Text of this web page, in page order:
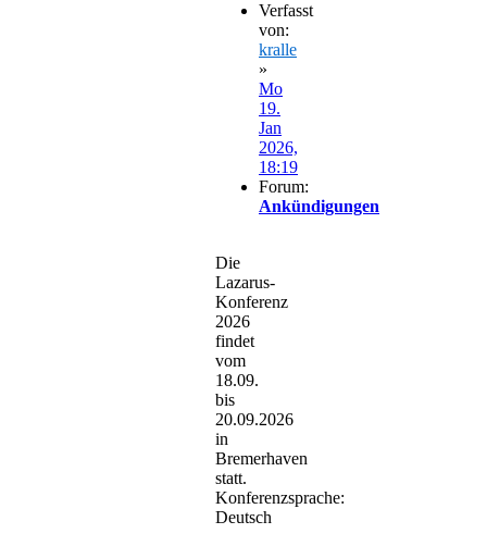
Verfasst
von:
kralle
»
Mo
19.
Jan
2026,
18:19
Forum:
Ankündigungen
Die
Lazarus-
Konferenz
2026
findet
vom
18.09.
bis
20.09.2026
in
Bremerhaven
statt.
Konferenzsprache:
Deutsch